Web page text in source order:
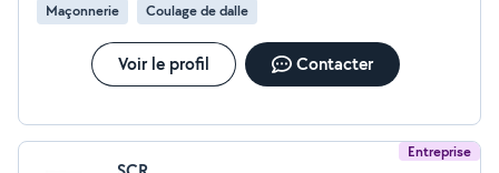
Maçonnerie Coulage de dalle
Voir le profil Contacter
Entreprise